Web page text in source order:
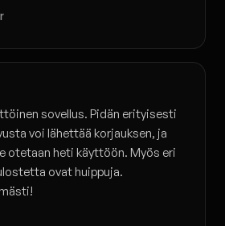
sovellus. Pidän erityisesti
voi lähettää korjauksen, ja
otetaan heti käyttöön. Myös eri
ovat huippuja.